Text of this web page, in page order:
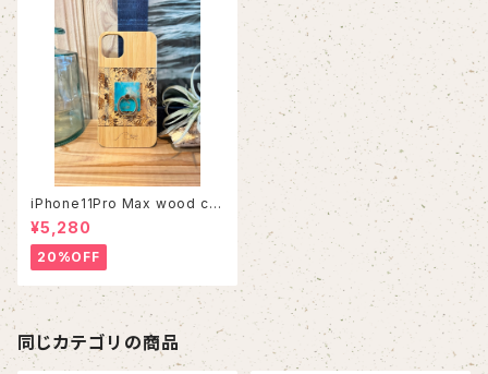
iPhone11Pro Max wood ca
se
¥5,280
20%OFF
同じカテゴリの商品